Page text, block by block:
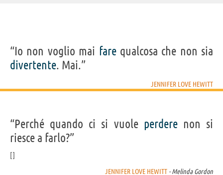
IDENTIKIT E DATI ANAGRAFICI
Nome
Jennifer Love
Cognome Hewitt
Nazionalità statunitense
FILM/SERIE TV DI JENNIFER LOVE HEWITT
“Io non voglio mai farequalcosa che non sia
divertente. Mai.”
JENNIFER LOVE HEWITT
“Perché quando ci si vuole perderenon si
riesce a farlo?”
JENNIFER LOVE HEWITT - Melinda Gordon